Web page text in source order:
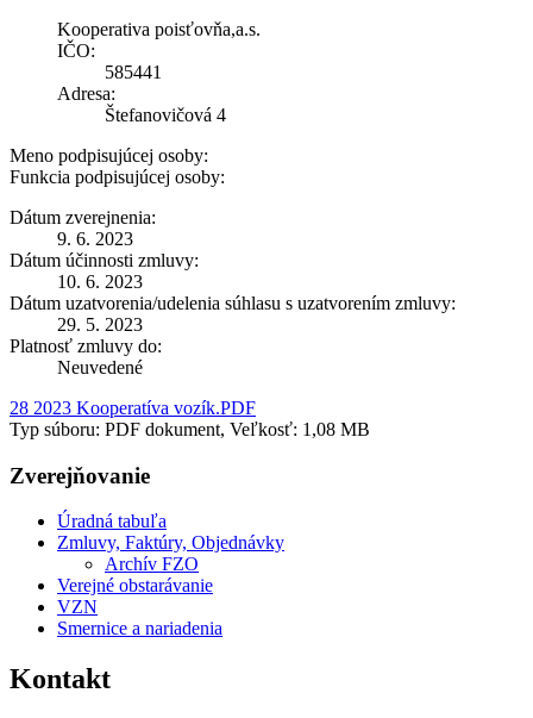
Kooperativa poisťovňa,a.s.
IČO:
585441
Adresa:
Štefanovičová 4
Meno podpisujúcej osoby:
Funkcia podpisujúcej osoby:
Dátum zverejnenia:
9. 6. 2023
Dátum účinnosti zmluvy:
10. 6. 2023
Dátum uzatvorenia/udelenia súhlasu s uzatvorením zmluvy:
29. 5. 2023
Platnosť zmluvy do:
Neuvedené
28 2023 Kooperatíva vozík.PDF
Typ súboru: PDF dokument, Veľkosť: 1,08 MB
Zverejňovanie
Úradná tabuľa
Zmluvy, Faktúry, Objednávky
Archív FZO
Verejné obstarávanie
VZN
Smernice a nariadenia
Kontakt